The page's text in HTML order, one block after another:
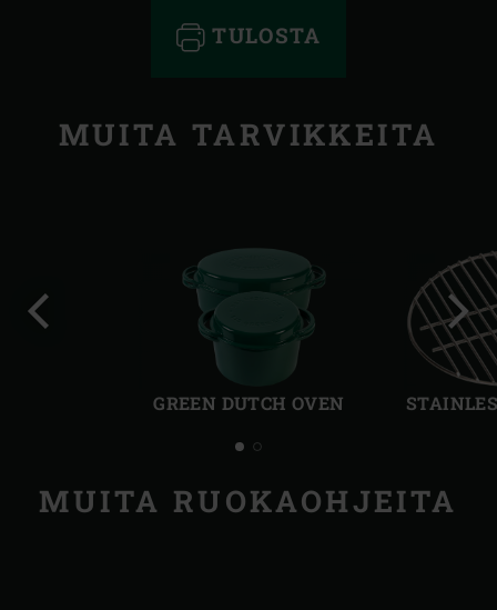
TULOSTA
MUITA TARVIKKEITA
GREEN DUTCH OVEN
dia
MUITA RUOKAOHJEITA